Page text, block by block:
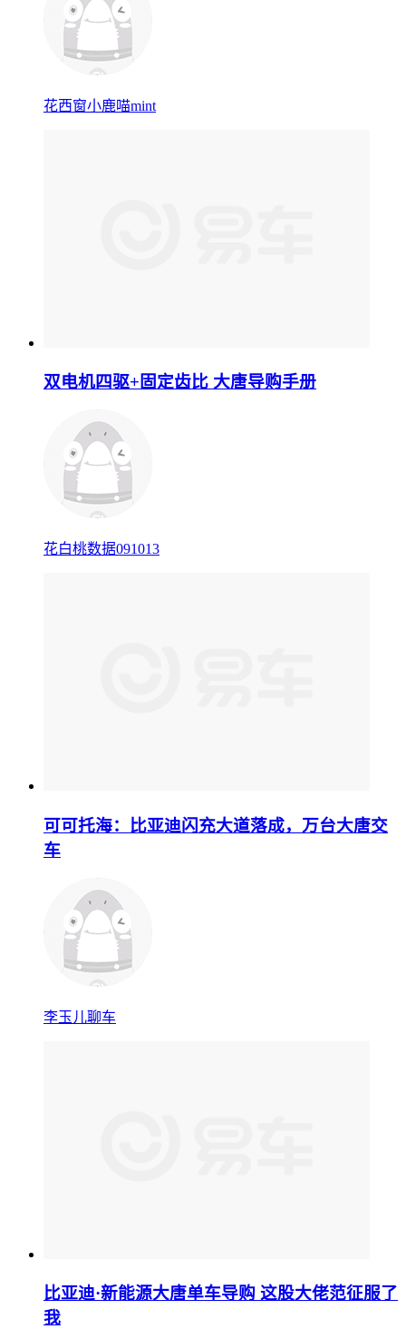
花西窗小鹿喵mint
双电机四驱+固定齿比 大唐导购手册
花白桃数据091013
可可托海：比亚迪闪充大道落成，万台大唐交
车
李玉儿聊车
比亚迪·新能源大唐单车导购 这股大佬范征服了
我